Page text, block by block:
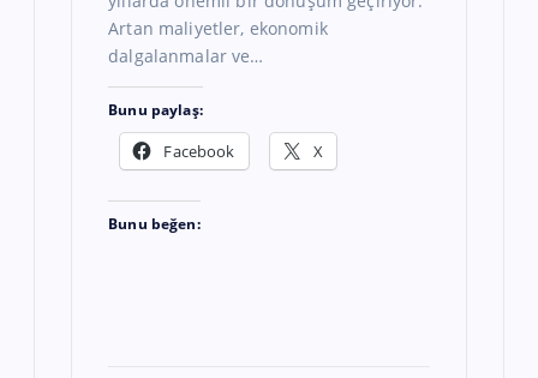
Artan maliyetler, ekonomik
dalgalanmalar ve…
Bunu paylaş:
Facebook X
Bunu beğen: